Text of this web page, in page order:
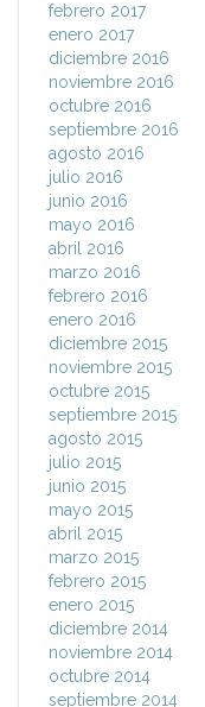
febrero 2017
enero 2017
diciembre 2016
noviembre 2016
octubre 2016
septiembre 2016
agosto 2016
julio 2016
junio 2016
mayo 2016
abril 2016
marzo 2016
febrero 2016
enero 2016
diciembre 2015
noviembre 2015
octubre 2015
septiembre 2015
agosto 2015
julio 2015
junio 2015
mayo 2015
abril 2015
marzo 2015
febrero 2015
enero 2015
diciembre 2014
noviembre 2014
octubre 2014
septiembre 2014